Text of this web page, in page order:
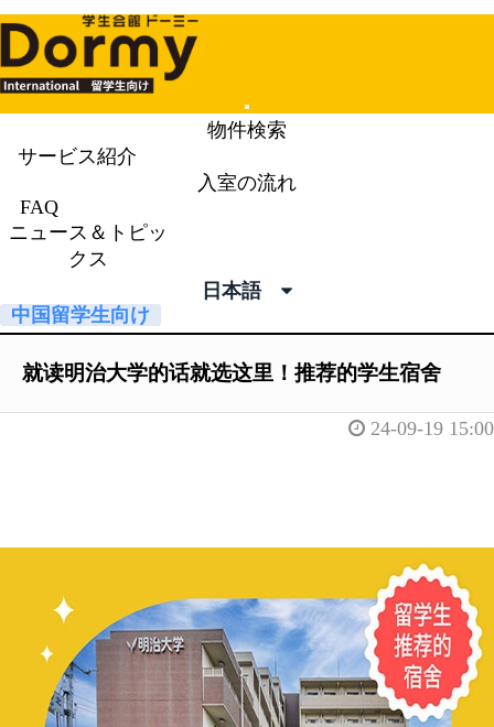
Mobile
Menu
物件検索
サービス紹介
入室の流れ
FAQ
ニュース＆トピッ
クス
日本語
ニュース＆トピックス
中国留学生向け
就读明治大学的话就选这里！推荐的学生宿舍
24-09-19 15:00